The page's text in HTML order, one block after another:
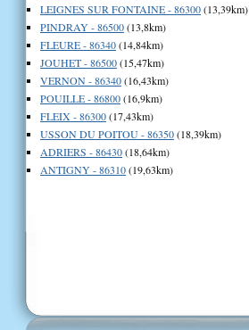
LEIGNES SUR FONTAINE - 86300(13,39km)
PINDRAY - 86500(13,8km)
FLEURE - 86340(14,84km)
JOUHET - 86500(15,47km)
VERNON - 86340(16,43km)
POUILLE - 86800(16,9km)
FLEIX - 86300(17,43km)
USSON DU POITOU - 86350(18,39km)
ADRIERS - 86430(18,64km)
ANTIGNY - 86310(19,63km)